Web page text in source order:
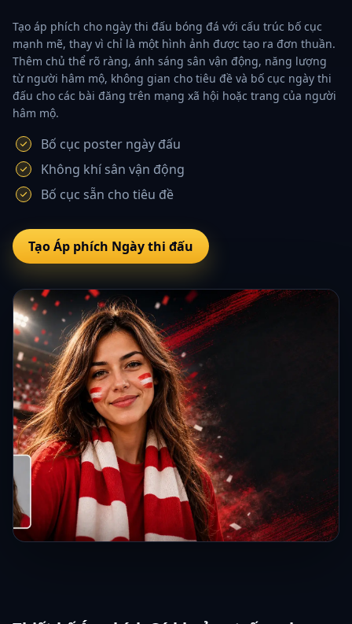
Tạo áp phích cho ngày thi đấu bóng đá với cấu trúc bố cục
mạnh mẽ, thay vì chỉ là một hình ảnh được tạo ra đơn thuần.
Thêm chủ thể rõ ràng, ánh sáng sân vận động, năng lượng
từ người hâm mộ, không gian cho tiêu đề và bố cục ngày thi
đấu cho các bài đăng trên mạng xã hội hoặc trang của người
hâm mộ.
Bố cục poster ngày đấu
Không khí sân vận động
Bố cục sẵn cho tiêu đề
Tạo Áp phích Ngày thi đấu